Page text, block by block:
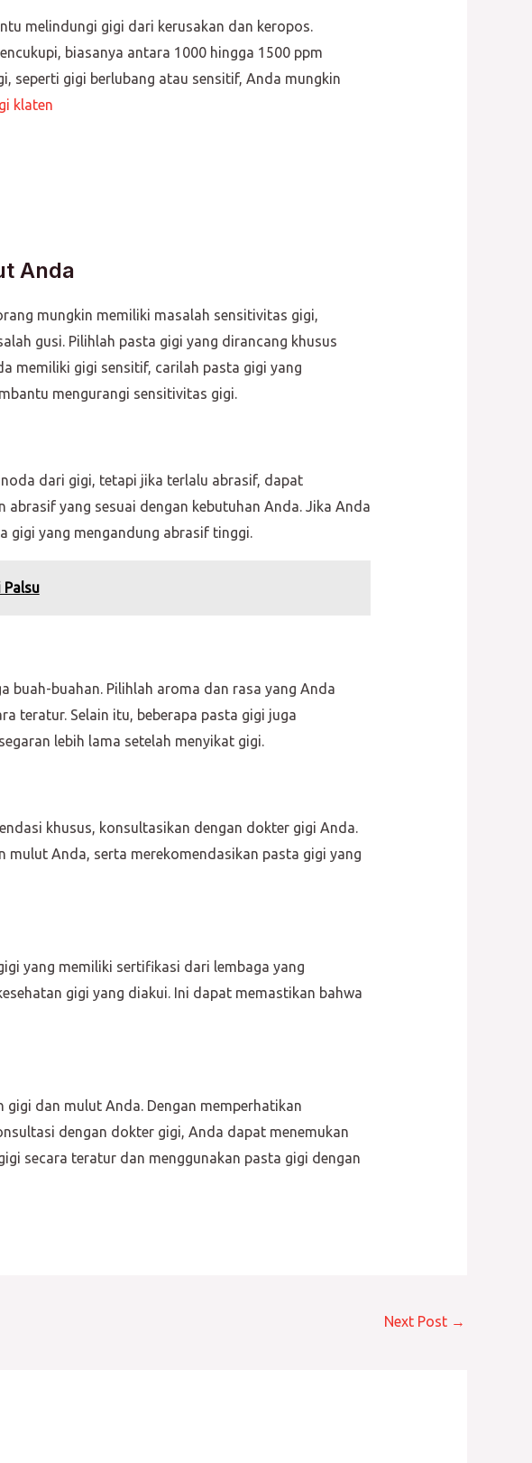
melindungi gigi dari kerusakan dan keropos.
biasanya antara 1000 hingga 1500 ppm
seperti gigi berlubang atau sensitif, Anda mungkin
klaten
Anda
mungkin memiliki masalah sensitivitas gigi,
gusi. Pilihlah pasta gigi yang dirancang khusus
memiliki gigi sensitif, carilah pasta gigi yang
mengurangi sensitivitas gigi.
dari gigi, tetapi jika terlalu abrasif, dapat
abrasif yang sesuai dengan kebutuhan Anda. Jika Anda
gigi yang mengandung abrasif tinggi.
Palsu
buah-buahan. Pilihlah aroma dan rasa yang Anda
teratur. Selain itu, beberapa pasta gigi juga
lebih lama setelah menyikat gigi.
khusus, konsultasikan dengan dokter gigi Anda.
mulut Anda, serta merekomendasikan pasta gigi yang
yang memiliki sertifikasi dari lembaga yang
gigi yang diakui. Ini dapat memastikan bahwa
dan mulut Anda. Dengan memperhatikan
dengan dokter gigi, Anda dapat menemukan
secara teratur dan menggunakan pasta gigi dengan
Next Post →